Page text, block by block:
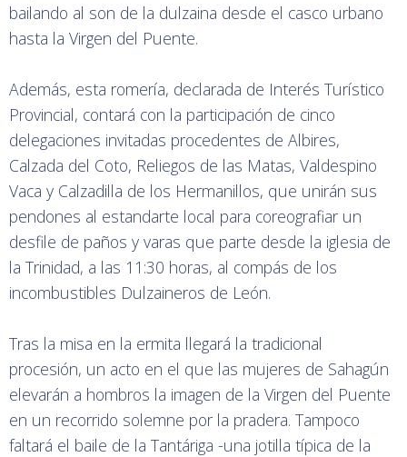
bailando al son de la dulzaina desde el casco urbano
hasta la Virgen del Puente.
Además, esta romería, declarada de Interés Turístico
Provincial, contará con la participación de cinco
delegaciones invitadas procedentes de Albires,
Calzada del Coto, Reliegos de las Matas, Valdespino
Vaca y Calzadilla de los Hermanillos, que unirán sus
pendones al estandarte local para coreografiar un
desfile de paños y varas que parte desde la iglesia de
la Trinidad, a las 11:30 horas, al compás de los
incombustibles Dulzaineros de León.
Tras la misa en la ermita llegará la tradicional
procesión, un acto en el que las mujeres de Sahagún
elevarán a hombros la imagen de la Virgen del Puente
en un recorrido solemne por la pradera. Tampoco
faltará el baile de la Tantáriga -una jotilla típica de la